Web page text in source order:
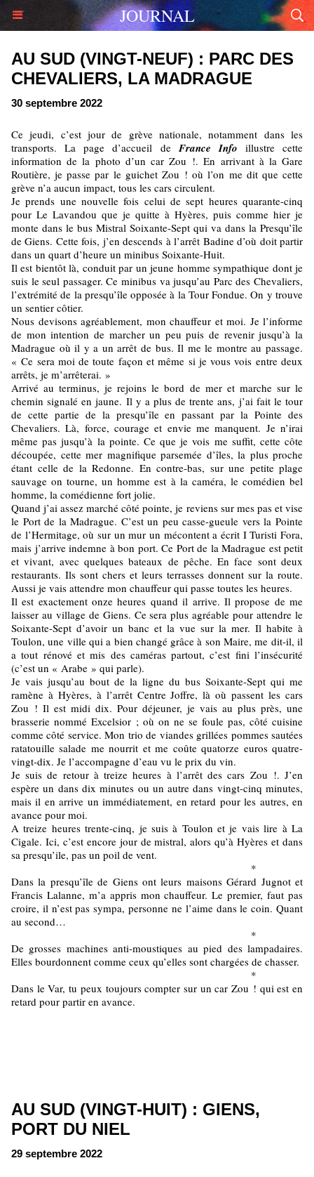
JOURNAL
AU SUD (VINGT-NEUF) : PARC DES
CHEVALIERS, LA MADRAGUE
30 septembre 2022
Ce jeudi, c’est jour de grève nationale, notamment dans les
transports. La page d’accueil de France Info illustre cette
information de la photo d’un car Zou !. En arrivant à la Gare
Routière, je passe par le guichet Zou ! où l’on me dit que cette
grève n’a aucun impact, tous les cars circulent.
Je prends une nouvelle fois celui de sept heures quarante-cinq
pour Le Lavandou que je quitte à Hyères, puis comme hier je
monte dans le bus Mistral Soixante-Sept qui va dans la Presqu’île
de Giens. Cette fois, j’en descends à l’arrêt Badine d’où doit partir
dans un quart d’heure un minibus Soixante-Huit.
Il est bientôt là, conduit par un jeune homme sympathique dont je
suis le seul passager. Ce minibus va jusqu’au Parc des Chevaliers,
l’extrémité de la presqu’île opposée à la Tour Fondue. On y trouve
un sentier côtier.
Nous devisons agréablement, mon chauffeur et moi. Je l’informe
de mon intention de marcher un peu puis de revenir jusqu’à la
Madrague où il y a un arrêt de bus. Il me le montre au passage.
« Ce sera moi de toute façon et même si je vous vois entre deux
arrêts, je m’arrêterai. »
Arrivé au terminus, je rejoins le bord de mer et marche sur le
chemin signalé en jaune. Il y a plus de trente ans, j’ai fait le tour
de cette partie de la presqu’île en passant par la Pointe des
Chevaliers. Là, force, courage et envie me manquent. Je n’irai
même pas jusqu’à la pointe. Ce que je vois me suffit, cette côte
découpée, cette mer magnifique parsemée d’îles, la plus proche
étant celle de la Redonne. En contre-bas, sur une petite plage
sauvage on tourne, un homme est à la caméra, le comédien bel
homme, la comédienne fort jolie.
Quand j’ai assez marché côté pointe, je reviens sur mes pas et vise
le Port de la Madrague. C’est un peu casse-gueule vers la Pointe
de l’Hermitage, où sur un mur un mécontent a écrit I Turisti Fora,
mais j’arrive indemne à bon port. Ce Port de la Madrague est petit
et vivant, avec quelques bateaux de pêche. En face sont deux
restaurants. Ils sont chers et leurs terrasses donnent sur la route.
Aussi je vais attendre mon chauffeur qui passe toutes les heures.
Il est exactement onze heures quand il arrive. Il propose de me
laisser au village de Giens. Ce sera plus agréable pour attendre le
Soixante-Sept d’avoir un banc et la vue sur la mer. Il habite à
Toulon, une ville qui a bien changé grâce à son Maire, me dit-il, il
a tout rénové et mis des caméras partout, c’est fini l’insécurité
(c’est un « Arabe » qui parle).
Je vais jusqu’au bout de la ligne du bus Soixante-Sept qui me
ramène à Hyères, à l’arrêt Centre Joffre, là où passent les cars
Zou ! Il est midi dix. Pour déjeuner, je vais au plus près, une
brasserie nommé Excelsior ; où on ne se foule pas, côté cuisine
comme côté service. Mon trio de viandes grillées pommes sautées
ratatouille salade me nourrit et me coûte quatorze euros quatre-
vingt-dix. Je l’accompagne d’eau vu le prix du vin.
Je suis de retour à treize heures à l’arrêt des cars Zou !. J’en
espère un dans dix minutes ou un autre dans vingt-cinq minutes,
mais il en arrive un immédiatement, en retard pour les autres, en
avance pour moi.
A treize heures trente-cinq, je suis à Toulon et je vais lire à La
Cigale. Ici, c’est encore jour de mistral, alors qu’à Hyères et dans
sa presqu’ile, pas un poil de vent.
*
Dans la presqu’île de Giens ont leurs maisons Gérard Jugnot et
Francis Lalanne, m’a appris mon chauffeur. Le premier, faut pas
croire, il n’est pas sympa, personne ne l’aime dans le coin. Quant
au second…
*
De grosses machines anti-moustiques au pied des lampadaires.
Elles bourdonnent comme ceux qu’elles sont chargées de chasser.
*
Dans le Var, tu peux toujours compter sur un car Zou ! qui est en
retard pour partir en avance.
AU SUD (VINGT-HUIT) : GIENS,
PORT DU NIEL
29 septembre 2022